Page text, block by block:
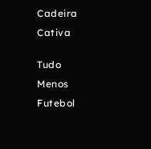
Cadeira
Cativa
Tudo
Menos
Futebol